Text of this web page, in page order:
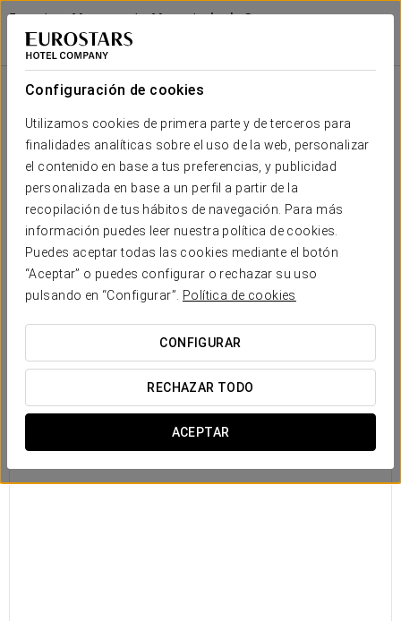
Configuración de cookies
Utilizamos cookies de primera parte y de terceros para
finalidades analíticas sobre el uso de la web, personalizar
el contenido en base a tus preferencias, y publicidad
personalizada en base a un perfil a partir de la
recopilación de tus hábitos de navegación. Para más
información puedes leer nuestra política de cookies.
Puedes aceptar todas las cookies mediante el botón
“Aceptar” o puedes configurar o rechazar su uso
pulsando en “Configurar”.
Política de cookies
CONFIGURAR
RECHAZAR TODO
ACEPTAR
Eurostars Monumento Monasterio de San
Clodio Hotel
OURENSE - LEIRO
Restauración